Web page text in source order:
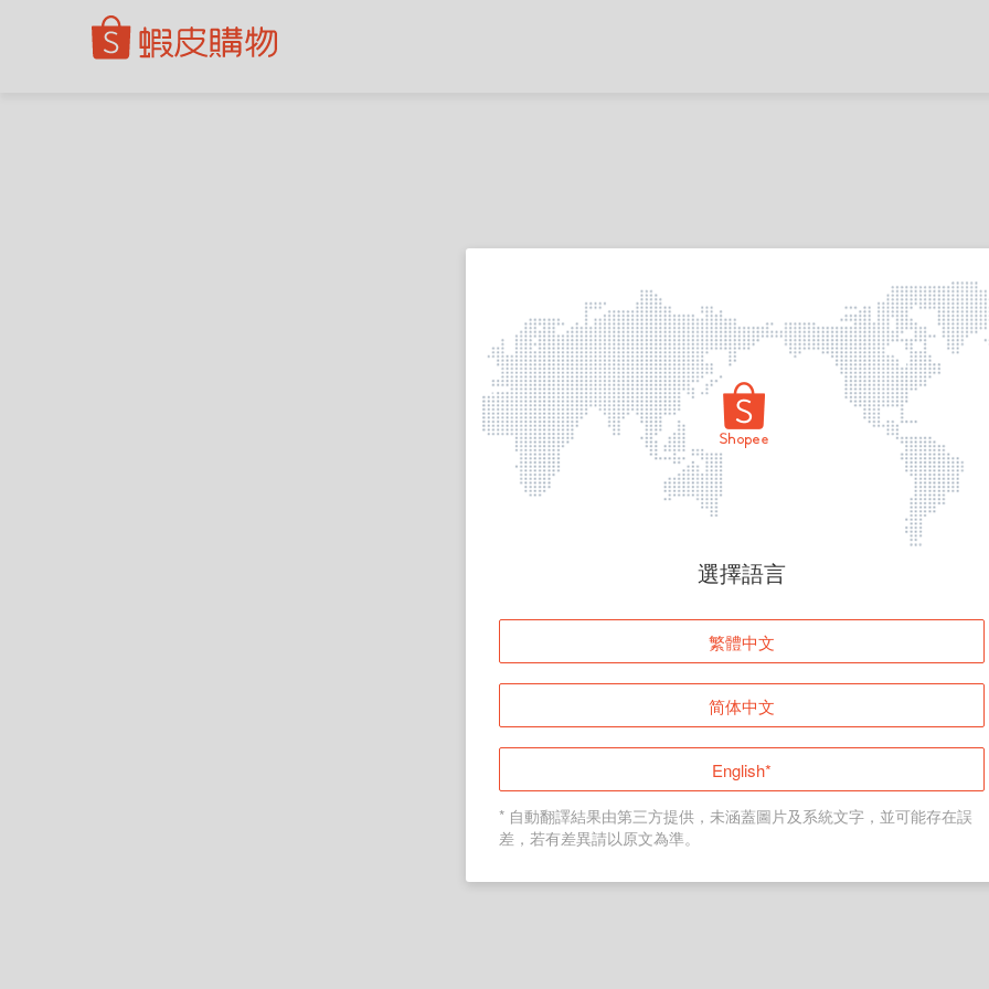
頁面無法顯示
登入
返回首頁
選擇語言
繁體中文
简体中文
English*
* 自動翻譯結果由第三方提供，未涵蓋圖片及系統文字，並可能存在誤
差，若有差異請以原文為準。